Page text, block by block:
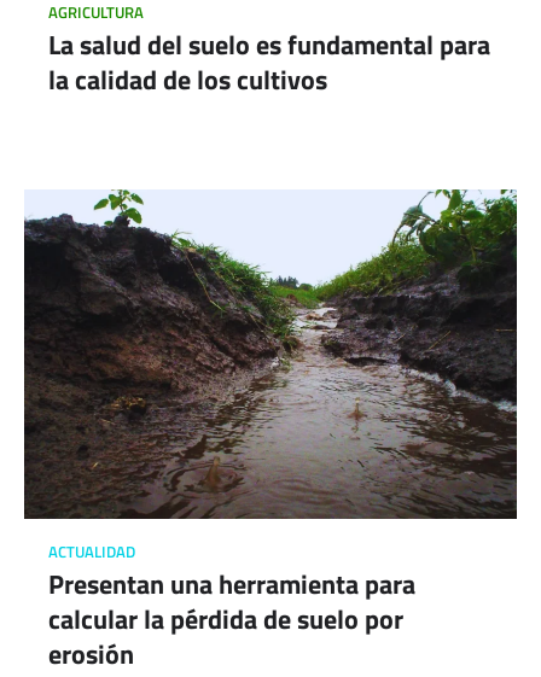
AGRICULTURA
La salud del suelo es fundamental para
la calidad de los cultivos
ACTUALIDAD
Presentan una herramienta para
calcular la pérdida de suelo por
erosión